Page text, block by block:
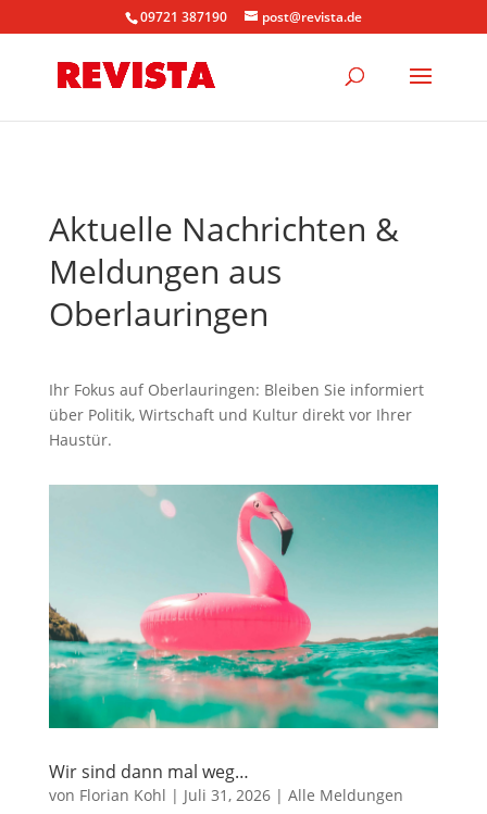
09721 387190 post@revista.de
Aktuelle Nachrichten &
Meldungen aus
Oberlauringen
Ihr Fokus auf Oberlauringen: Bleiben Sie informiert
über Politik, Wirtschaft und Kultur direkt vor Ihrer
Haustür.
Wir sind dann mal weg…
von Florian Kohl | Juli 31, 2026| Alle Meldungen